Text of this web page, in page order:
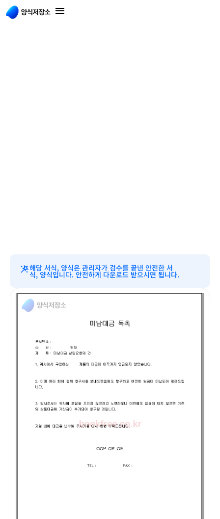
해당 서식, 양식은 관리자가 검수를 끝낸 안전한 서
식, 양식입니다. 안전하게 다운로드 받으시면 됩니다.